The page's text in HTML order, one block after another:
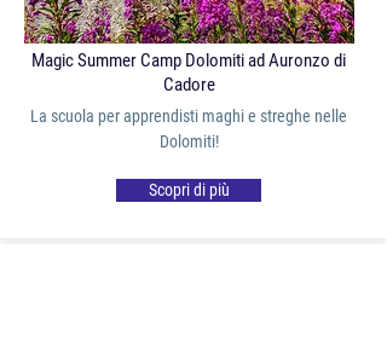
Magic Summer Camp Dolomiti ad Auronzo di
Cadore
La scuola per apprendisti maghi e streghe nelle
Dolomiti!
Scopri di più